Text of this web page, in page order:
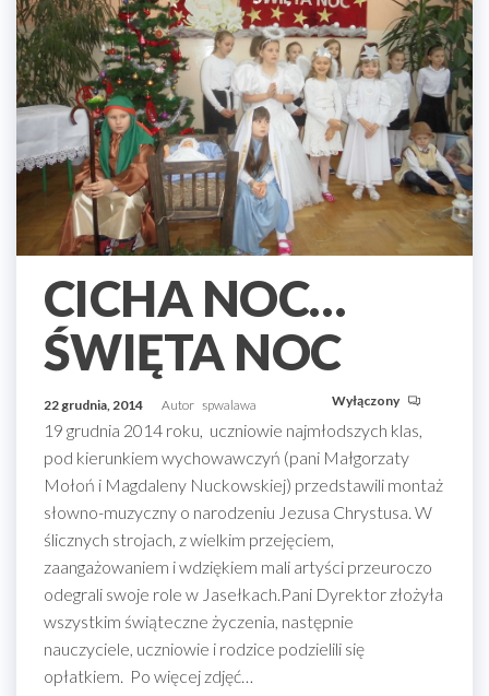
CICHA NOC…
ŚWIĘTA NOC
22 grudnia, 2014 Autor spwalawa Wyłączony
19 grudnia 2014 roku, uczniowie najmłodszych klas,
pod kierunkiem wychowawczyń (pani Małgorzaty
Mołoń i Magdaleny Nuckowskiej) przedstawili montaż
słowno-muzyczny o narodzeniu Jezusa Chrystusa. W
ślicznych strojach, z wielkim przejęciem,
zaangażowaniem i wdziękiem mali artyści przeuroczo
odegrali swoje role w Jasełkach.Pani Dyrektor złożyła
wszystkim świąteczne życzenia, następnie
nauczyciele, uczniowie i rodzice podzielili się
opłatkiem. Po więcej zdjęć…